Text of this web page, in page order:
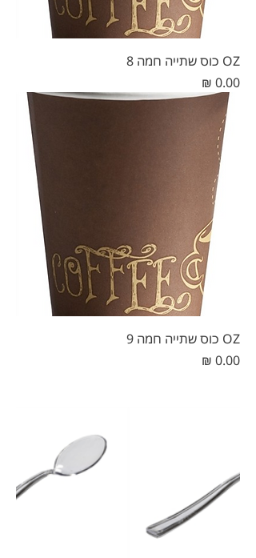
OZ כוס שתייה חמה 8
מחיר
OZ כוס שתייה חמה 9
מחיר